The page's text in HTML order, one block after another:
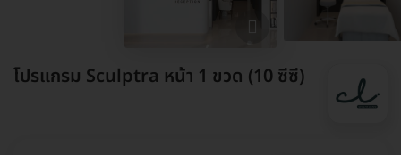
โปรแกรม Sculptra หน้า 1 ขวด (10 ซีซี)